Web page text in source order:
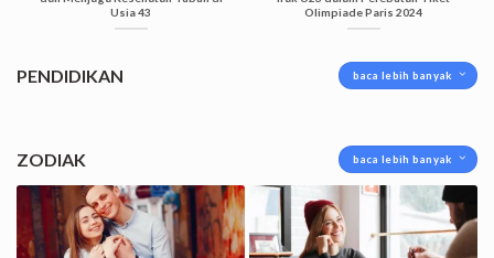
Usia 43
Olimpiade Paris 2024
PENDIDIKAN baca lebih banyak
ZODIAK baca lebih banyak